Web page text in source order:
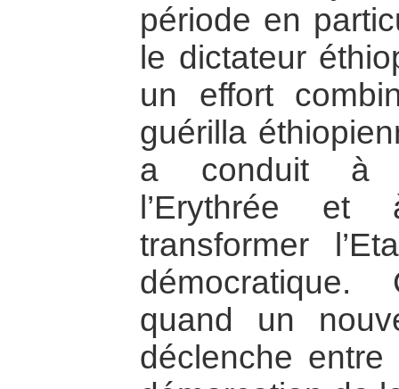
période en
le dictateur
un effort
guérilla
a conduit à
l’Erythrée
transformer
quand un
déclenche